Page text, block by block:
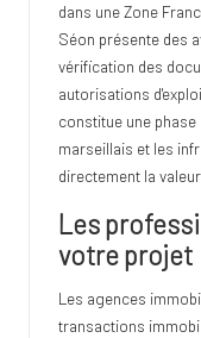
dans une Zone
Séon présente des
vérification des
autorisations
constitue une
marseillais et les
directement la
Les
votre projet
Les agences
transactions